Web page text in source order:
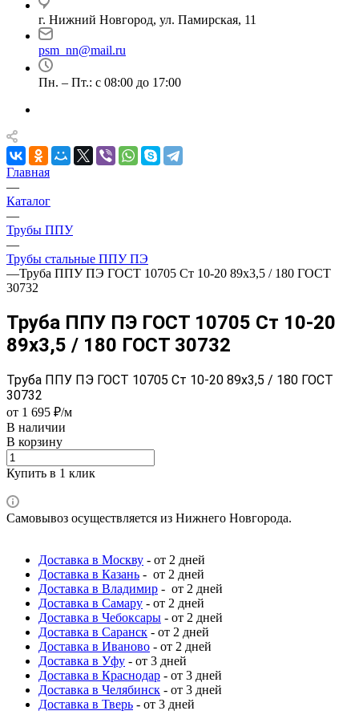
г. Нижний Новгород, ул. Памирская, 11
psm_nn@mail.ru
Пн. – Пт.: с 08:00 до 17:00
Главная
—
Каталог
—
Трубы ППУ
—
Трубы стальные ППУ ПЭ
—Труба ППУ ПЭ ГОСТ 10705 Ст 10-20 89x3,5 / 180 ГОСТ
30732
Труба ППУ ПЭ ГОСТ 10705 Ст 10-20
89x3,5 / 180 ГОСТ 30732
Труба ППУ ПЭ ГОСТ 10705 Ст 10-20 89x3,5 / 180 ГОСТ
30732
от 1 695 ₽/м
В наличии
В корзину
Купить в 1 клик
Самовывоз осуществляется из Нижнего Новгорода.
Доставка в Москву - от 2 дней
Доставка в Казань - от 2 дней
Доставка в Владимир - от 2 дней
Доставка в Самару - от 2 дней
Доставка в Чебоксары - от 2 дней
Доставка в Саранск - от 2 дней
Доставка в Иваново - от 2 дней
Доставка в Уфу - от 3 дней
Доставка в Краснодар - от 3 дней
Доставка в Челябинск - от 3 дней
Доставка в Тверь - от 3 дней